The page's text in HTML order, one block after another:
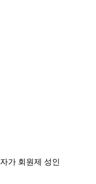
가 회원제 성인